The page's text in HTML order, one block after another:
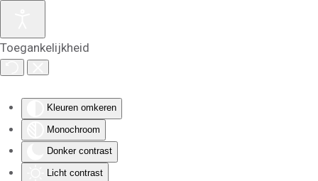
Toegankelijkheid
Kleuren omkeren
Monochroom
Donker contrast
Licht contrast
Skip to main content